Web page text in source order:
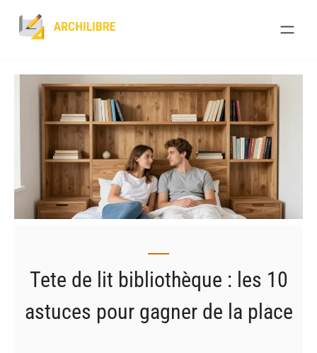
Tete de lit bibliothèque : les 10
astuces pour gagner de la place